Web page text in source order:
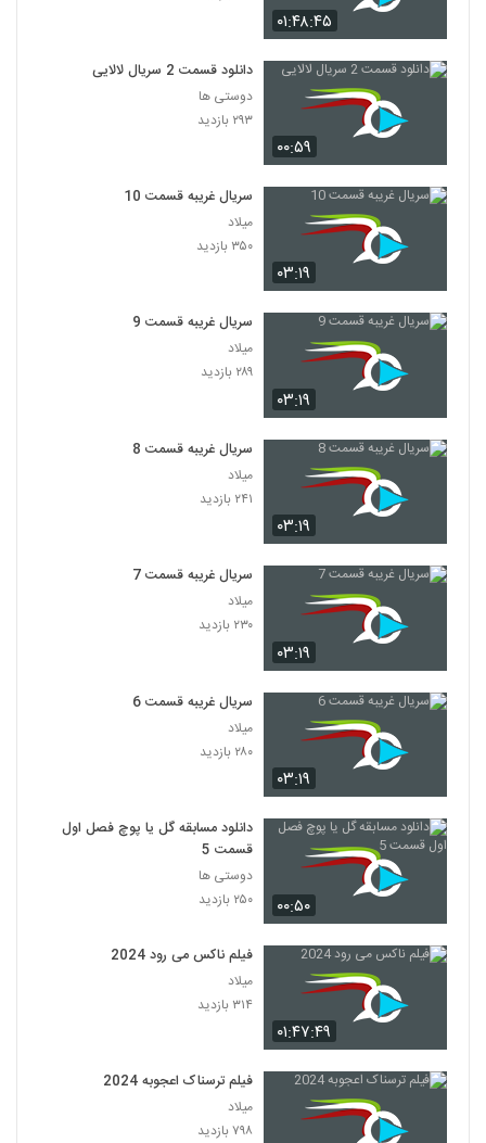
۰۱:۴۸:۴۵
۰۰:۵۹
دانلود قسمت 2 سریال لالایی
دوستی ها
۲۹۳ بازدید
۰۳:۱۹
سریال غریبه قسمت 10
میلاد
۳۵۰ بازدید
۰۳:۱۹
سریال غریبه قسمت 9
میلاد
۲۸۹ بازدید
۰۳:۱۹
سریال غریبه قسمت 8
میلاد
۲۴۱ بازدید
۰۳:۱۹
سریال غریبه قسمت 7
میلاد
۲۳۰ بازدید
۰۳:۱۹
سریال غریبه قسمت 6
میلاد
۲۸۰ بازدید
۰۰:۵۰
دانلود مسابقه گل یا پوچ فصل اول
قسمت 5
دوستی ها
۲۵۰ بازدید
۰۱:۴۷:۴۹
فیلم ناکس می رود 2024
میلاد
۳۱۴ بازدید
فیلم ترسناک اعجوبه 2024
میلاد
۷۹۸ بازدید